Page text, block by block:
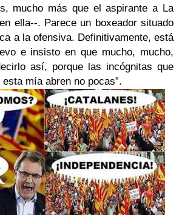
mucho más que el aspirante a La
ella--. Parece un boxeador situado
a la ofensiva. Definitivamente, está
e insisto en que mucho, mucho,
así, porque las incógnitas que
mía abren no pocas”.